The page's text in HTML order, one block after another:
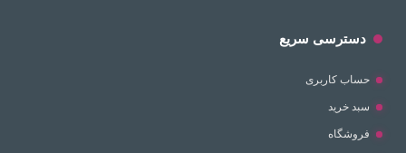
دسترسی سریع
حساب کاربری
سبد خرید
فروشگاه